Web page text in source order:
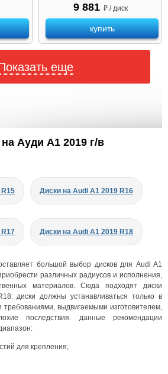
9 881 ₽ / диск
купить
еще
Ауди A1 2019 г/в
Диски на Audi A1 2019 R16
Диски на Audi A1 2019 R18
большой выбор дисков для Audi A1
различных радиусов и исполнения,
материалов. Сюда подходят диски
диски должны устанавливаться только в
требованиями, выдвигаемыми изготовителем,
последствия. данные рекомендации
для крепления;